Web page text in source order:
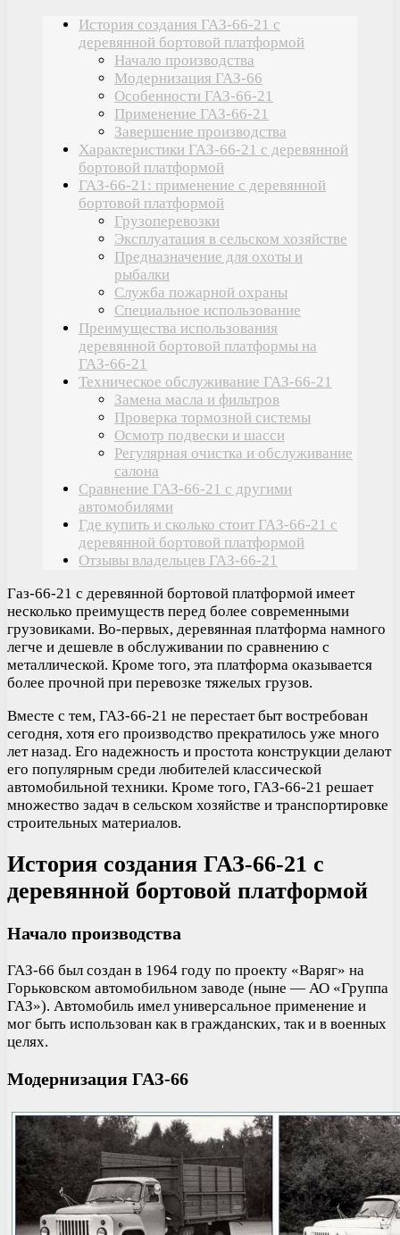
История создания ГАЗ-66-21 с
деревянной бортовой платформой
Начало производства
Модернизация ГАЗ-66
Особенности ГАЗ-66-21
Применение ГАЗ-66-21
Завершение производства
Характеристики ГАЗ-66-21 с деревянной
бортовой платформой
ГАЗ-66-21: применение с деревянной
бортовой платформой
Грузоперевозки
Эксплуатация в сельском хозяйстве
Предназначение для охоты и
рыбалки
Служба пожарной охраны
Специальное использование
Преимущества использования
деревянной бортовой платформы на
ГАЗ-66-21
Техническое обслуживание ГАЗ-66-21
Замена масла и фильтров
Проверка тормозной системы
Осмотр подвески и шасси
Регулярная очистка и обслуживание
салона
Сравнение ГАЗ-66-21 с другими
автомобилями
Где купить и сколько стоит ГАЗ-66-21 с
деревянной бортовой платформой
Отзывы владельцев ГАЗ-66-21
Газ-66-21 с деревянной бортовой платформой имеет
несколько преимуществ перед более современными
грузовиками. Во-первых, деревянная платформа намного
легче и дешевле в обслуживании по сравнению с
металлической. Кроме того, эта платформа оказывается
более прочной при перевозке тяжелых грузов.
Вместе с тем, ГАЗ-66-21 не перестает быт востребован
сегодня, хотя его производство прекратилось уже много
лет назад. Его надежность и простота конструкции делают
его популярным среди любителей классической
автомобильной техники. Кроме того, ГАЗ-66-21 решает
множество задач в сельском хозяйстве и транспортировке
строительных материалов.
История создания ГАЗ-66-21 с
деревянной бортовой платформой
Начало производства
ГАЗ-66 был создан в 1964 году по проекту «Варяг» на
Горьковском автомобильном заводе (ныне — АО «Группа
ГАЗ»). Автомобиль имел универсальное применение и
мог быть использован как в гражданских, так и в военных
целях.
Модернизация ГАЗ-66